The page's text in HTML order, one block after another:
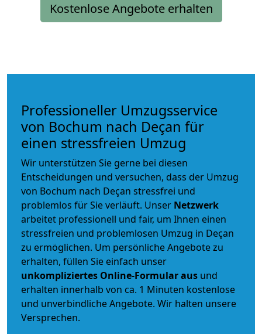
Kostenlose Angebote erhalten
Professioneller Umzugsservice
von Bochum nach Deçan für
einen stressfreien Umzug
Wir unterstützen Sie gerne bei diesen
Entscheidungen und versuchen, dass der Umzug
von Bochum nach Deçan stressfrei und
problemlos für Sie verläuft. Unser Netzwerk
arbeitet professionell und fair, um Ihnen einen
stressfreien und problemlosen Umzug in Deçan
zu ermöglichen. Um persönliche Angebote zu
erhalten, füllen Sie einfach unser
unkompliziertes Online-Formular aus und
erhalten innerhalb von ca. 1 Minuten kostenlose
und unverbindliche Angebote. Wir halten unsere
Versprechen.